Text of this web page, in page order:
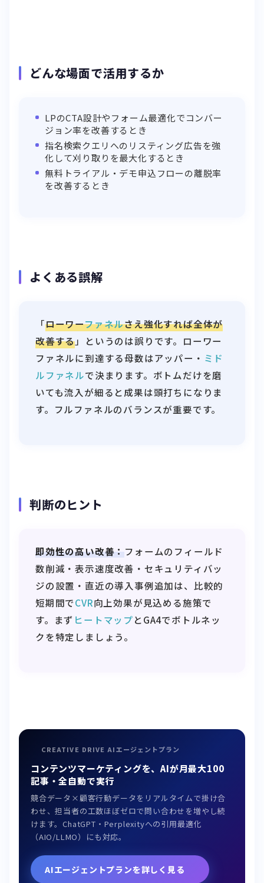
どんな場面で活用するか
LPのCTA設計やフォーム最適化でコンバー
ジョン率を改善するとき
指名検索クエリへのリスティング広告を強
化して刈り取りを最大化するとき
無料トライアル・デモ申込フローの離脱率
を改善するとき
よくある誤解
「ローワーファネルさえ強化すれば全体が
改善する」というのは誤りです。ローワー
ファネルに到達する母数はアッパー・ ミド
ルファネルで決まります。ボトムだけを磨
いても流入が細ると成果は頭打ちになりま
す。フルファネルのバランスが重要です。
判断のヒント
即効性の高い改善： フォームのフィールド
数削減・表示速度改善・セキュリティバッ
ジの設置・直近の導入事例追加は、比較的
短期間でCVR向上効果が見込める施策で
す。まず ヒートマップとGA4でボトルネッ
クを特定しましょう。
CREATIVE DRIVE AIエージェントプラン
コンテンツマーケティングを、AIが月最大100
記事・全自動で実行
競合データ×顧客行動データをリアルタイムで掛け合
わせ、担当者の工数ほぼゼロで問い合わせを増やし続
けます。ChatGPT・Perplexityへの引用最適化
（AIO/LLMO）にも対応。
AIエージェントプランを詳しく見る